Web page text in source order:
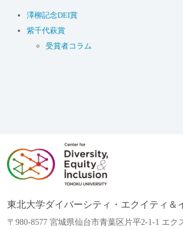
澤柳記念DEI賞
紫千代萩賞
受賞者コラム
東北大学ダイバーシティ・エクイティ
〒980-8577 宮城県仙台市青葉区片平2-1-1 エ